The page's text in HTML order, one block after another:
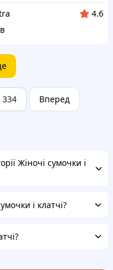
4.6
334 Вперед
Жіночі сумочки і
і клатчі?